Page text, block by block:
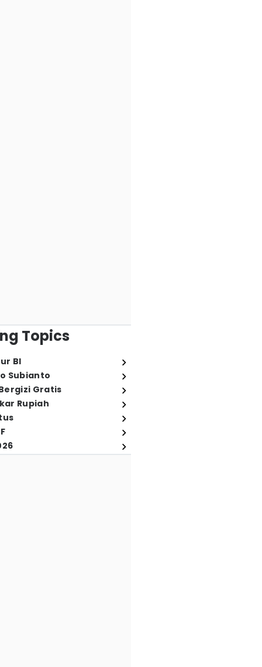
Topics
BI
Subianto
Gratis
Rupiah